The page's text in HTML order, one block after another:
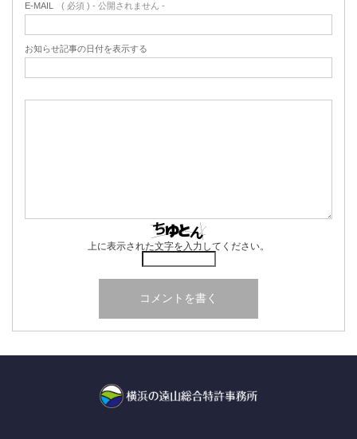
E-MAIL ( 必須 ) - 公開されません -
お知らせ記事の日付を表示する
上に表示された文字を入力してください。